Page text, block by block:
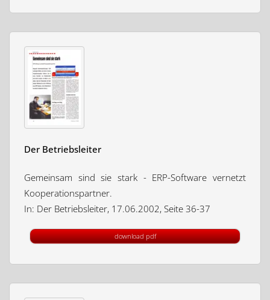
Der Betriebsleiter
Gemeinsam sind sie stark - ERP-Software vernetzt
Kooperationspartner.
In: Der Betriebsleiter, 17.06.2002, Seite 36-37
download pdf